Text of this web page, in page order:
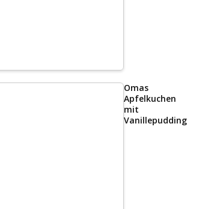
Omas
Apfelkuchen
mit
Vanillepudding